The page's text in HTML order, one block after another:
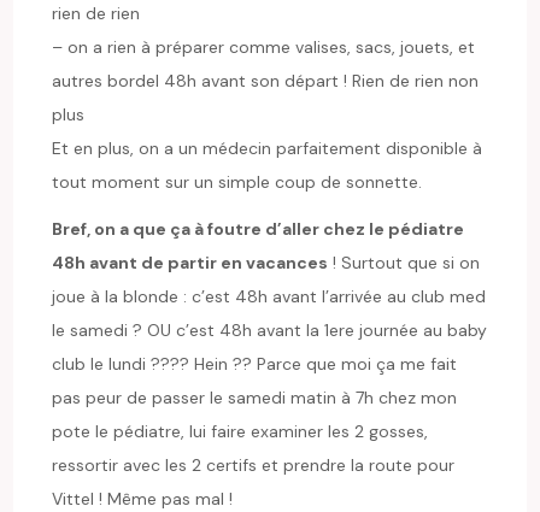
rien de rien
– on a rien à préparer comme valises, sacs, jouets, et
autres bordel 48h avant son départ ! Rien de rien non
plus
Et en plus, on a un médecin parfaitement disponible à
tout moment sur un simple coup de sonnette.
Bref, on a que ça à foutre d’aller chez le pédiatre
48h avant de partir en vacances ! Surtout que si on
joue à la blonde : c’est 48h avant l’arrivée au club med
le samedi ? OU c’est 48h avant la 1ere journée au baby
club le lundi ???? Hein ?? Parce que moi ça me fait
pas peur de passer le samedi matin à 7h chez mon
pote le pédiatre, lui faire examiner les 2 gosses,
ressortir avec les 2 certifs et prendre la route pour
Vittel ! Même pas mal !